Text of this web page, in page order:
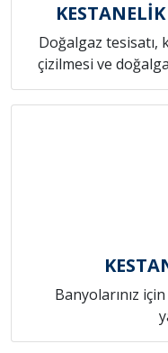
Doğalgaz tesisatı,
çizilmesi ve
Banyolarınız